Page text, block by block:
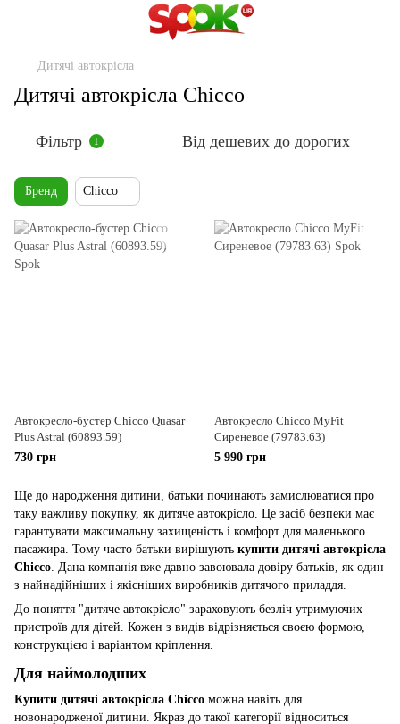
Дитячі автокрісла
Дитячі автокрісла Chicco
Фільтр 1 Від дешевих до дорогих
Бренд Chicco
Автокресло-бустер Chicco Quasar
Plus Astral (60893.59)
730 грн
Автокресло Chicco MyFit
Сиреневое (79783.63)
5 990 грн
Ще до народження дитини, батьки починають замислюватися про
таку важливу покупку, як дитяче автокрісло. Це засіб безпеки має
гарантувати максимальну захищеність і комфорт для маленького
пасажира. Тому часто батьки вирішують купити дитячі автокрісла
Chicco. Дана компанія вже давно завоювала довіру батьків, як один
з найнадійніших і якісніших виробників дитячого приладдя.
До поняття "дитяче автокрісло" зараховують безліч утримуючих
пристроїв для дітей. Кожен з видів відрізняється своєю формою,
конструкцією і варіантом кріплення.
Для наймолодших
Купити дитячі автокрісла Chicco можна навіть для
новонародженої дитини. Якраз до такої категорії відноситься